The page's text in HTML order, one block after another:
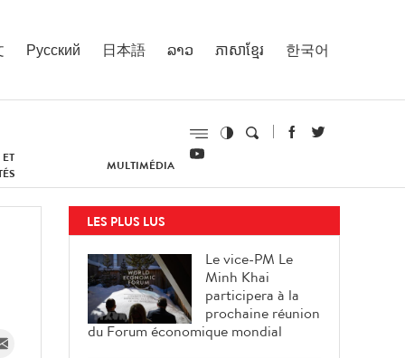
Русский 日本語 ລາວ ភាសាខ្មែរ 한국어
MULTIMÉDIA
LES PLUS LUS
Le vice-PM Le
Minh Khai
participera à la
prochaine réunion
du Forum économique mondial